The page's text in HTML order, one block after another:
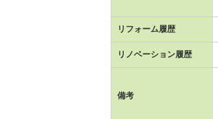
リフォーム履歴
リノベーション履歴
備考